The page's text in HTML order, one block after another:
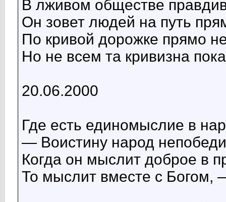
В лживом обществе
Он зовет людей на путь
По кривой дорожке прямо
Но не всем та кривизна
20.06.2000
Где есть единомыслие в
— Воистину народ
Когда он мыслит доброе в
То мыслит вместе с Богом,